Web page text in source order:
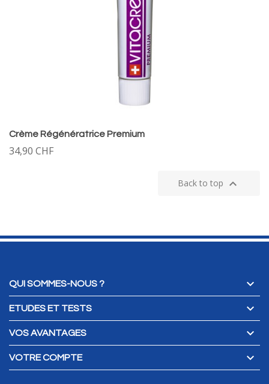
Crème Régénératrice Premium
34,90 CHF
Back to top 
QUI SOMMES-NOUS ? 
ETUDES ET TESTS 
VOS AVANTAGES 
VOTRE COMPTE 